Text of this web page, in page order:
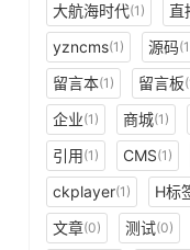
大航海时代(1) 直
yzncms(1) 源码
留言本(1) 留言板
企业(1) 商城(1)
引用(1) CMS(1)
ckplayer(1) H标
文章(0) 测试(0)